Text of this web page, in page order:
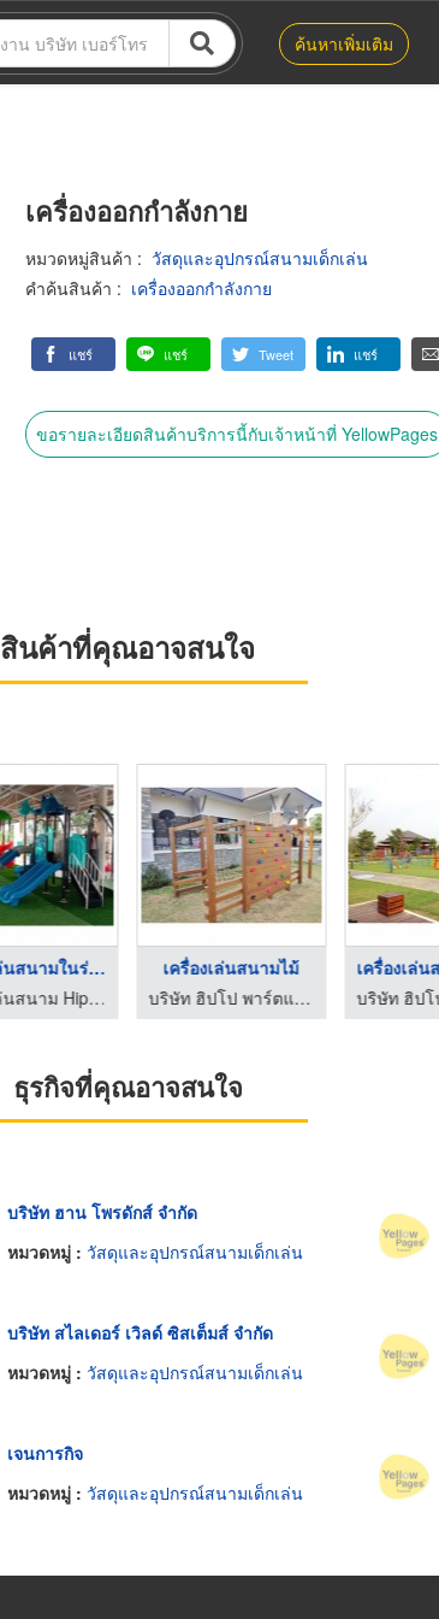
ค้นหาเพิ่มเติม
เครื่องออกกำลังกาย
หมวดหมู่สินค้า : วัสดุและอุปกรณ์สนามเด็กเล่น
คำค้นสินค้า : เครื่องออกกำลังกาย
แชร์ แชร์ Tweet แชร์
ขอรายละเอียดสินค้าบริการนี้กับเจ้าหน้าที่ YellowPages
สินค้าที่คุณอาจสนใจ
เครื่องเล่นสนามในร่ม ...
เครื่องเล่นสนาม Hippo Playground
เครื่องเล่นสนามไม้
บริษัท ฮิปโป พาร์ตแอนด์เพลย์ จำกัด
ธุรกิจที่คุณอาจสนใจ
บริษัท ฮาน โพรดักส์ จำกัด
หมวดหมู่ :วัสดุและอุปกรณ์สนามเด็กเล่น
บริษัท สไลเดอร์ เวิลด์ ซิสเต็มส์ จำกัด
หมวดหมู่ :วัสดุและอุปกรณ์สนามเด็กเล่น
เจนการกิจ
หมวดหมู่ :วัสดุและอุปกรณ์สนามเด็กเล่น